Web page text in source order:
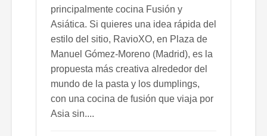
principalmente cocina Fusión y
Asiática. Si quieres una idea rápida del
estilo del sitio, RavioXO, en Plaza de
Manuel Gómez-Moreno (Madrid), es la
propuesta más creativa alrededor del
mundo de la pasta y los dumplings,
con una cocina de fusión que viaja por
Asia sin....